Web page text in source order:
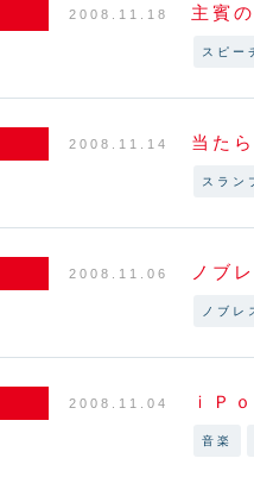
2008.11.18 主賓
スピー
2008.11.14 当た
スラン
2008.11.06 ノブ
ノブレ
2008.11.04 ｉＰ
音楽